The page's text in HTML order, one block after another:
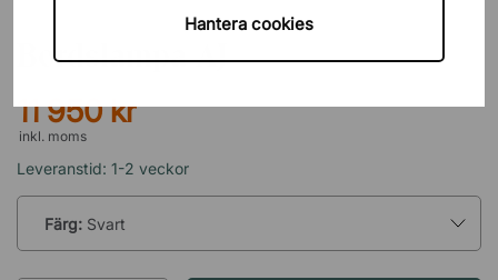
Hantera cookies
Bordslampa AJ
11 950 kr
inkl. moms
Leveranstid: 1-2 veckor
Färg: Svart